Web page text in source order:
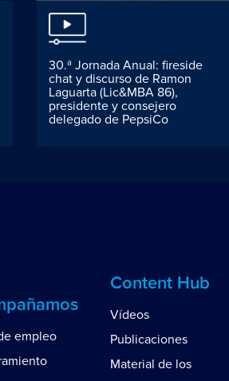
30.ª Jornada Anual: fireside
chat y discurso de Ramon
Laguarta (Lic&MBA 86),
presidente y consejero
delegado de PepsiCo
empleo
Content Hub
Vídeos
Publicaciones
Material de los